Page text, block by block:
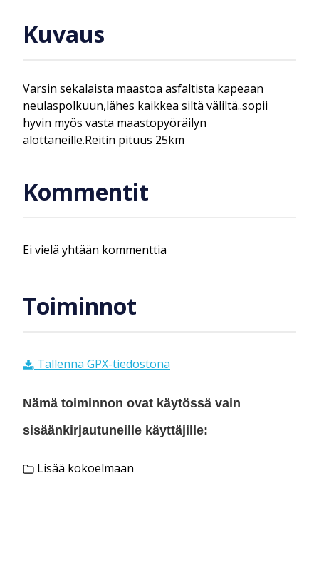
Kuvaus
Varsin sekalaista maastoa asfaltista kapeaan
neulaspolkuun,lähes kaikkea siltä väliltä..sopii
hyvin myös vasta maastopyöräilyn
alottaneille.Reitin pituus 25km
Kommentit
Ei vielä yhtään kommenttia
Toiminnot
Tallenna GPX-tiedostona
Nämä toiminnon ovat käytössä vain
sisäänkirjautuneille käyttäjille:
Lisää kokoelmaan